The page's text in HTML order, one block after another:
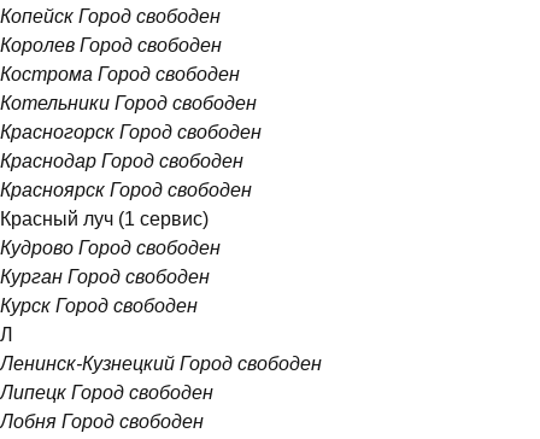
Копейск Город свободен
Королев Город свободен
Кострома Город свободен
Котельники Город свободен
Красногорск Город свободен
Краснодар Город свободен
Красноярск Город свободен
Красный луч (1 сервис)
Кудрово Город свободен
Курган Город свободен
Курск Город свободен
Л
Ленинск-Кузнецкий Город свободен
Липецк Город свободен
Лобня Город свободен